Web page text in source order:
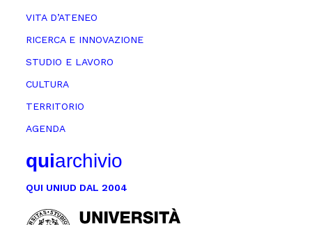
VITA D’ATENEO
RICERCA E INNOVAZIONE
STUDIO E LAVORO
CULTURA
TERRITORIO
AGENDA
quiarchivio
QUI UNIUD DAL 2004